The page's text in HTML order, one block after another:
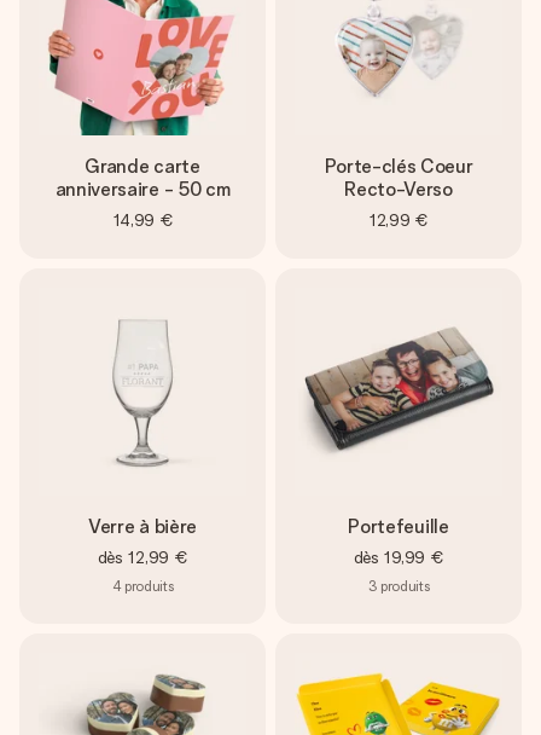
Grande carte
anniversaire - 50 cm
14,99 €
Porte-clés Coeur
Recto-Verso
12,99 €
Verre à bière
dès 12,99 €
4 produits
Portefeuille
dès 19,99 €
3 produits